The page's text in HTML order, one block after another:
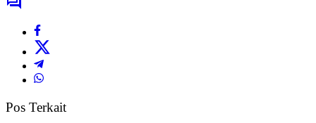
Pos Terkait